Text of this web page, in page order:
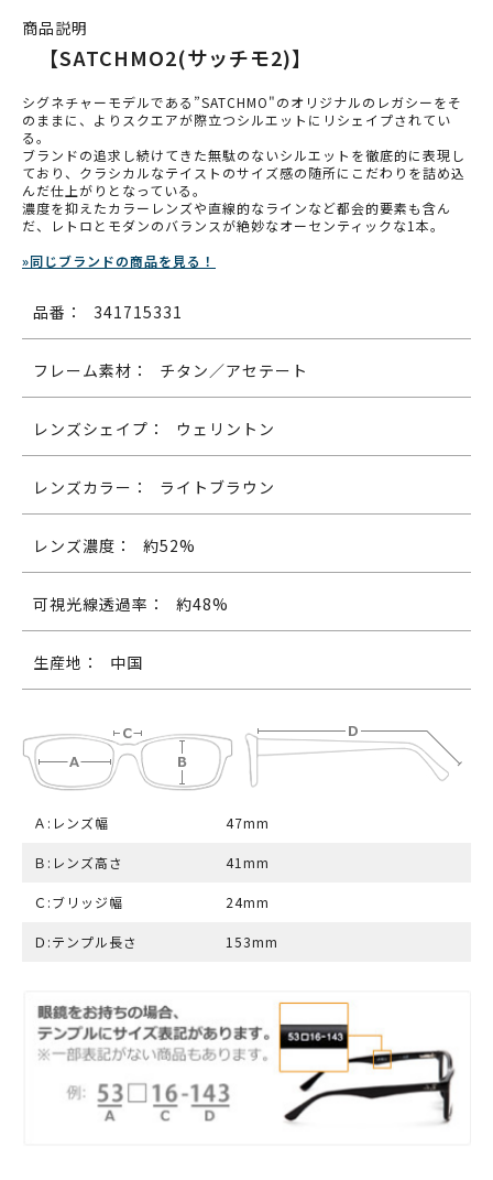
商品説明
【SATCHMO2(サッチモ2)】
シグネチャーモデルである”SATCHMO"のオリジナルのレガシーをそ
のままに、よりスクエアが際立つシルエットにリシェイプされてい
る。
ブランドの追求し続けてきた無駄のないシルエットを徹底的に表現し
ており、クラシカルなテイストのサイズ感の随所にこだわりを詰め込
んだ仕上がりとなっている。
濃度を抑えたカラーレンズや直線的なラインなど都会的要素も含ん
だ、レトロとモダンのバランスが絶妙なオーセンティックな1本。
»同じブランドの商品を見る！
品番： 341715331
フレーム素材： チタン／アセテート
レンズシェイプ： ウェリントン
レンズカラー： ライトブラウン
レンズ濃度： 約52%
可視光線透過率： 約48%
生産地： 中国
Ａ:レンズ幅 47mm
Ｂ:レンズ高さ 41mm
Ｃ:ブリッジ幅 24mm
Ｄ:テンプル長さ 153mm